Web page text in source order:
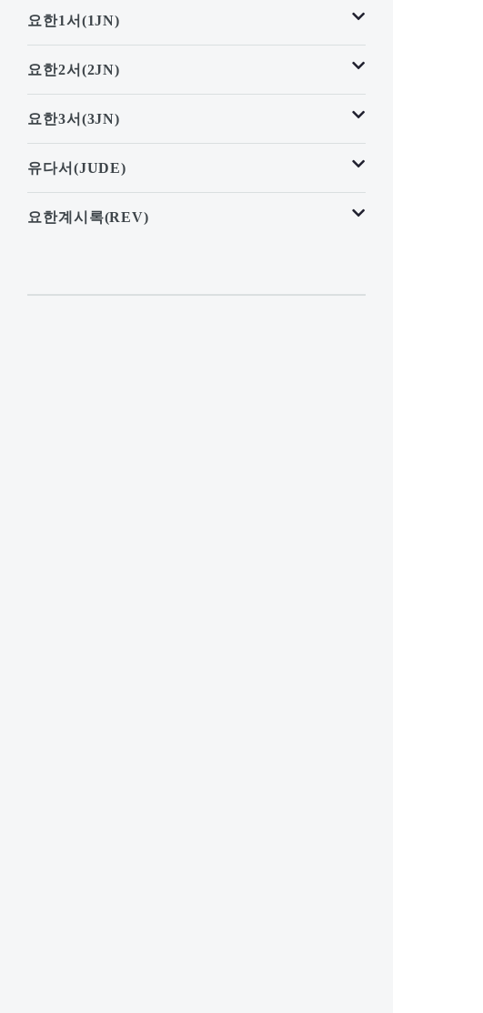
요한1서(1JN)
요한2서(2JN)
요한3서(3JN)
유다서(JUDE)
요한계시록(REV)